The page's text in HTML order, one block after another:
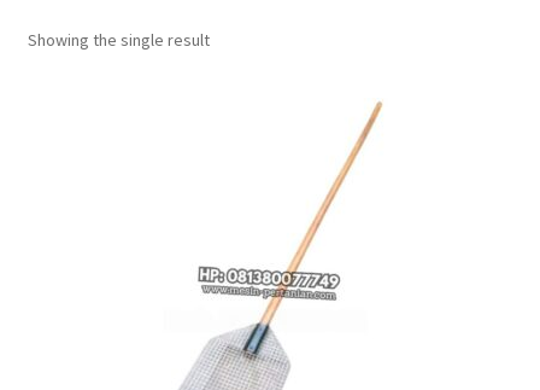
Kontak Kami
Showing the single result